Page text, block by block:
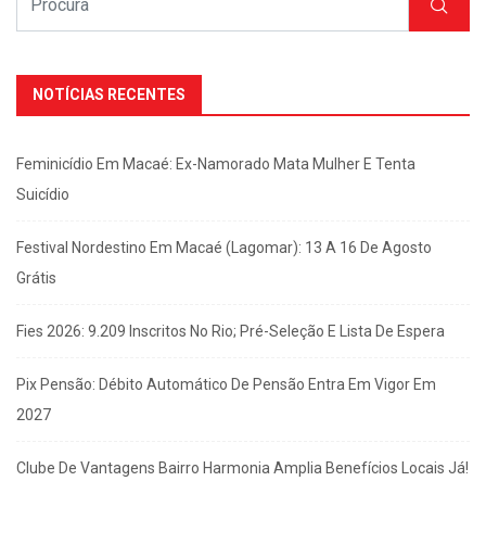
NOTÍCIAS RECENTES
Feminicídio Em Macaé: Ex-Namorado Mata Mulher E Tenta
Suicídio
Festival Nordestino Em Macaé (Lagomar): 13 A 16 De Agosto
Grátis
Fies 2026: 9.209 Inscritos No Rio; Pré-Seleção E Lista De Espera
Pix Pensão: Débito Automático De Pensão Entra Em Vigor Em
2027
Clube De Vantagens Bairro Harmonia Amplia Benefícios Locais Já!